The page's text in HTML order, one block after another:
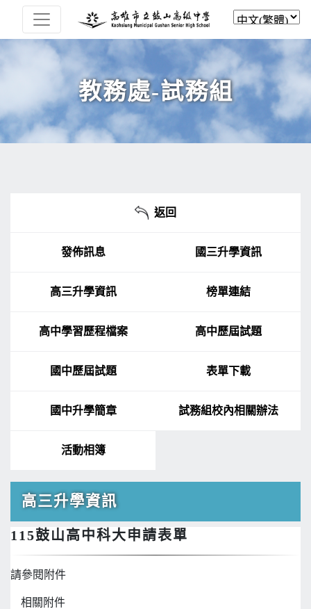
教務處-試務組
返回
發佈訊息 國三升學資訊
高三升學資訊 榜單連結
高中學習歷程檔案 高中歷屆試題
國中歷屆試題 表單下載
國中升學簡章 試務組校內相關辦法
活動相簿
高三升學資訊
115鼓山高中科大申請表單
請參閱附件
相關附件